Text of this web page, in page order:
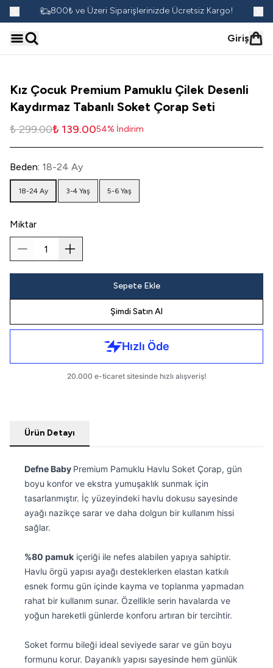
800₺ ve Üzeri Siparişlerinizde Ücretsiz Kargo!
Giriş
Kız Çocuk Premium Pamuklu Çilek Desenli
Kaydırmaz Tabanlı Soket Çorap Seti
₺ 299.00₺ 139.0054% İndirim
Beden: 18-24 Ay
18-24 Ay 3-4 Yaş 5-6 Yaş
Miktar
Sepete Ekle
Şimdi Satın Al
Ürün Detayı
Defne Baby Premium Pamuklu Havlu Soket Çorap, gün
boyu konfor ve ekstra yumuşaklık sunmak için
tasarlanmıştır. İç yüzeyindeki havlu dokusu sayesinde
ayağı nazikçe sarar ve daha dolgun bir kullanım hissi
sağlar.
%80 pamuk içeriği ile nefes alabilen yapıya sahiptir.
Havlu örgü yapısı ayağı desteklerken elastan katkılı
esnek formu gün içinde kayma ve toplanma yapmadan
rahat bir kullanım sunar. Özellikle serin havalarda ve
yoğun hareketli günlerde konforu artıran bir tercihtir.
Soket formu bileği ideal seviyede sarar ve gün boyu
formunu korur. Dayanıklı yapısı sayesinde hem günlük